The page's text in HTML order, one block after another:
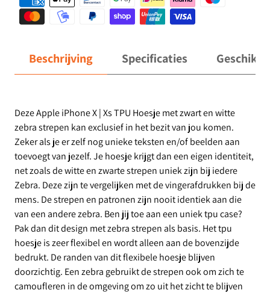
Beschrijving Specificaties Geschikt
Deze Apple iPhone X | Xs TPU Hoesje met zwart en witte
zebra strepen kan exclusief in het bezit van jou komen.
Zeker als je er zelf nog unieke teksten en/of beelden aan
toevoegt van jezelf. Je hoesje krijgt dan een eigen identiteit,
net zoals de witte en zwarte strepen uniek zijn bij iedere
Zebra. Deze zijn te vergelijken met de vingerafdrukken bij de
mens. De strepen en patronen zijn nooit identiek aan die
van een andere zebra. Ben jij toe aan een uniek tpu case?
Pak dan dit design met zebra strepen als basis. Het tpu
hoesje is zeer flexibel en wordt alleen aan de bovenzijde
bedrukt. De randen van dit flexibele hoesje blijven
doorzichtig. Een zebra gebruikt de strepen ook om zich te
camoufleren in de omgeving om zo uit het zicht te blijven